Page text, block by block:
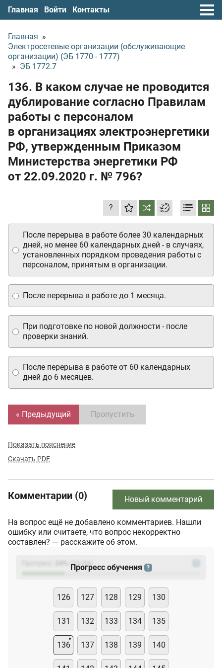
Главная Войти Контакты
Главная »
Электросетевые организации (обслуживающие
организации) (ЭБ 1770 - 1777)
» ЭБ 1772.7
136. В каком случае не проводится
дублирование согласно Правилам
работы с персоналом
в организациях электроэнергетики
РФ, утвержденным Приказом
Министерства энергетики РФ
от 22.09.2020 г. № 796?
?
При подготовке по новой должности - после
проверки знаний.
После перерыва в работе более 30 календарных
дней, но менее 60 календарных дней - в случаях,
установленных порядком проведения работы с
персоналом, принятым в организации.
После перерыва в работе от 60 календарных
дней до 6 месяцев.
После перерыва в работе до 1 месяца.
« Предыдущий Пропустить
Показать пояснение
Скачать PDF
Комментарии (0) Новый комментарий
На вопрос ещё не добавлено комментариев. Нашли
ошибку или считаете, что вопрос некорректно
составлен? — расскажите об этом.
(23
Прогресс обучения ?
126 127 128 129 130
131 132 133 134 135
136 137 138 139 140